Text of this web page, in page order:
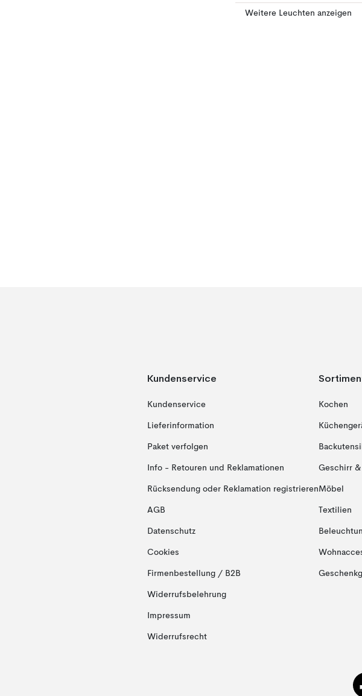
Weitere Leuchten anzeigen
Kundenservice
Kundenservice
Lieferinformation
Paket verfolgen
Info - Retouren und Reklamationen
Rücksendung oder Reklamation registrieren
AGB
Datenschutz
Cookies
Firmenbestellung / B2B
Widerrufsbelehrung
Impressum
Widerrufsrecht
Kochen
Geschirr
Möbel
Textilien